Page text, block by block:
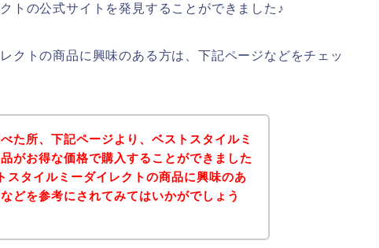
トの公式サイトを発見することができました♪
クトの商品に興味のある方は、下記ページなどをチェッ
た所、下記ページより、ベストスタイルミ
がお得な価格で購入することができました
スタイルミーダイレクトの商品に興味のあ
どを参考にされてみてはいかがでしょう